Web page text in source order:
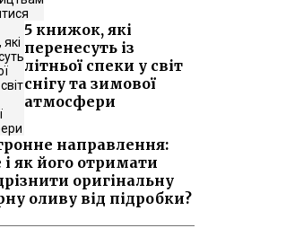
5 книжок, які
перенесуть із
літньої спеки у світ
снігу та зимової
атмосфери
направлення:
як його отримати
оригінальну
оливу від підробки?